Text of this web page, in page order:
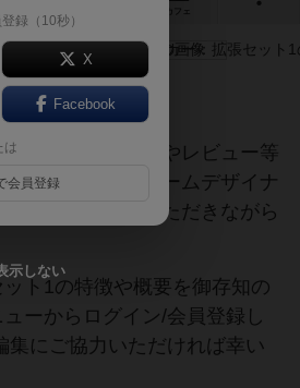
カフェ
協力ください
ている作品説明文やレビュー等
マ運営事務局・ゲームデザイナ
様にご協力をいただきながら
ット1の特徴や概要を御存知の
ーからログイン/会員登録し
集にご協力いただければ幸い
録（10秒）
X
Facebook
は
会員登録
示しない